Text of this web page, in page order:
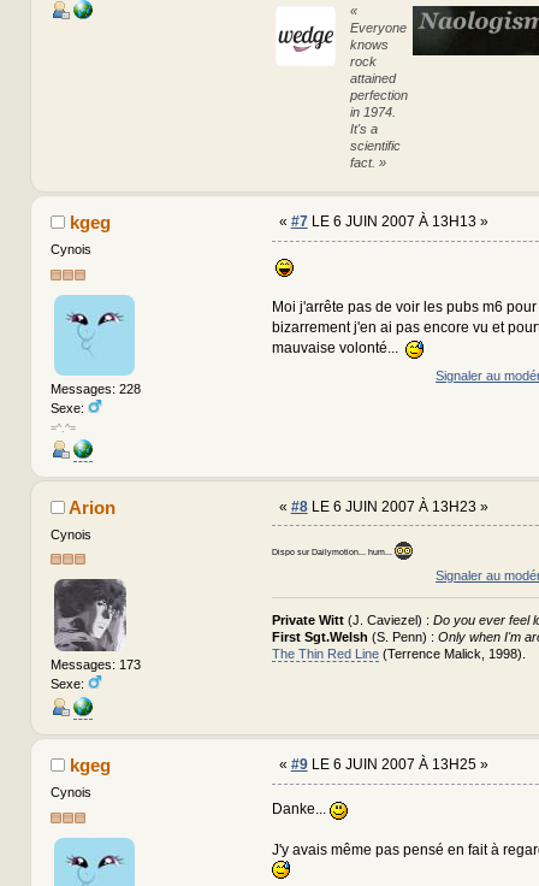
«
Everyone
knows
rock
attained
perfection
in 1974.
It's a
scientific
fact. »
kgeg
Cynois
Messages: 228
Sexe:
=^.^=
« #7LE 6 JUIN 2007 À 13H13 »
Moi j'arrête pas de voir les pubs m6
bizarrement j'en ai pas encore vu et
mauvaise volonté...
Signaler au
Arion
Cynois
Messages: 173
Sexe:
« #8LE 6 JUIN 2007 À 13H23 »
Dispo sur Dailymotion... hum...
Signaler au
Private Witt(J. Caviezel) : Do you ever feel
First Sgt.Welsh (S. Penn) : Only when I'm
The Thin Red Line(Terrence Malick, 1998).
kgeg
Cynois
« #9LE 6 JUIN 2007 À 13H25 »
Danke...
J'y avais même pas pensé en fait à